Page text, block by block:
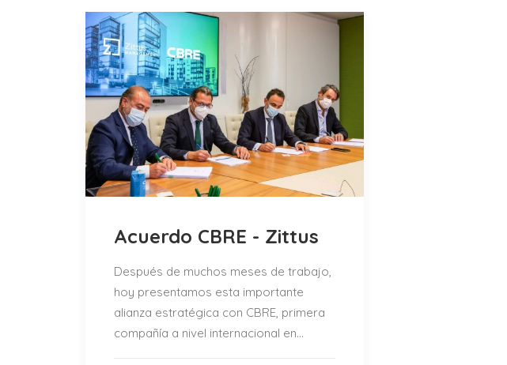
Acuerdo CBRE - Zittus
Después de muchos meses de trabajo,
hoy presentamos esta importante
alianza estratégica con CBRE, primera
compañía a nivel internacional en…